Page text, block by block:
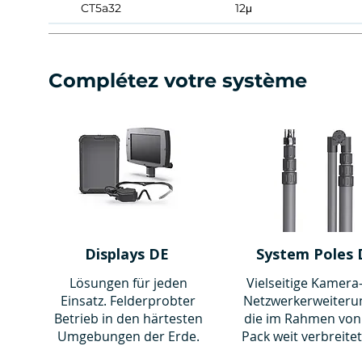
CT5a32
12μ
CT5a50
12μ
Complétez votre système
Displays DE
Lösungen für jeden
Einsatz. Felderprobter
Betrieb in den härtesten
Umgebungen der Erde.
System Poles
Vielseitige
die im Rahmen
Pack weit